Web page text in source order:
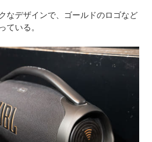
なデザインで、ゴールドのロゴなど
ている。